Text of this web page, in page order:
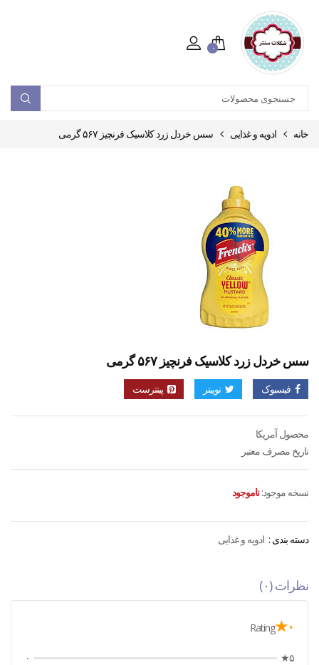
۰
خانه ادویه و غذایی سس خردل زرد کلاسیک فرنچیز ۵۶۷ گرمی
سس خردل زرد کلاسیک فرنچیز ۵۶۷ گرمی
فیسبوک توییتر پینترست
محصول آمریکا
تاریخ مصرف معتبر
نسخه موجود: ناموجود
دسته بندی : ادویه و غذایی
نظرات (۰)
۰★ Rating
۵★
۰